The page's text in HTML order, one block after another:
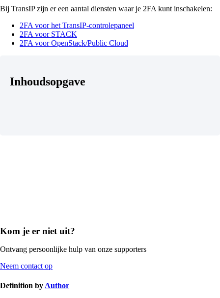
Bij TransIP zijn er een aantal diensten waar je 2FA kunt inschakelen:
2FA voor het TransIP-controlepaneel
2FA voor STACK
2FA voor OpenStack/Public Cloud
Inhoudsopgave
Kom je er niet uit?
Ontvang persoonlijke hulp van onze supporters
Neem contact op
Definition by Author